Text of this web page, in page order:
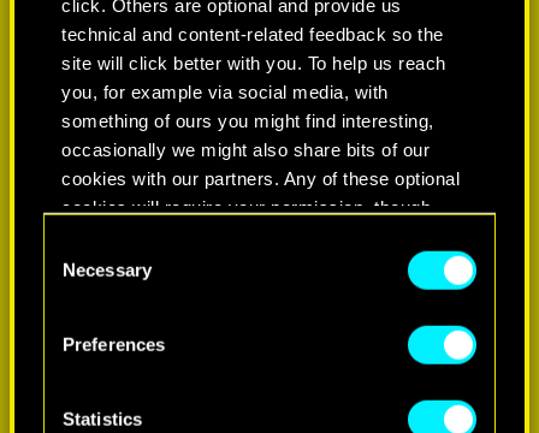
click. Others are optional and provide us
technical and content-related feedback so the
site will click better with you. To help us reach
you, for example via social media, with
something of ours you might find interesting,
occasionally we might also share bits of our
cookies with our partners. Any of these optional
cookies will require your permission, though.
You’ll find all the details regarding our use of
cookies and tweak your preferences regarding
Selection
Necessary
Preferences
Statistics